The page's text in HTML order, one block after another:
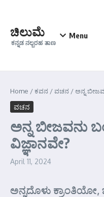
ಚಿಲುಮೆ
ಕನ್ನಡ ನಲ್ಬರಹ ತಾಣ
Menu
Home /ಕವನ /ವಚನ /ಅನ್ನ
ವಚನ
ಅನ್ನ ಬೀಜವನು
ವಿಜ್ಞಾನವೇ?
April 11, 2024
ಅನ್ನದೊಳು